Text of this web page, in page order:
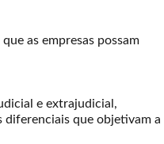
as empresas possam
e extrajudicial,
diferenciais que objetivam a